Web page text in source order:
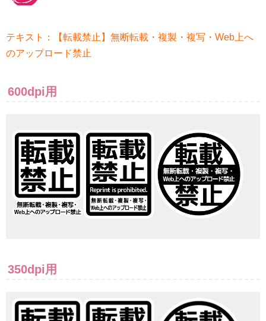
テキスト：【転載禁止】無断転載・複製・複写・Web上へ
のアップロード禁止
600dpi用
350dpi用